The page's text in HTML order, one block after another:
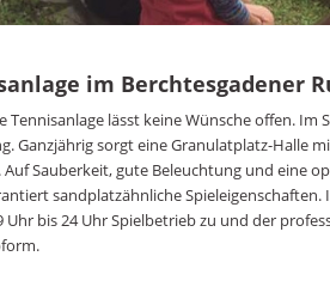
im Berchtesgadener
Tennisanlage lässt keine Wünsche offen.
Ganzjährig sorgt eine Granulatplatz-Halle
Sauberkeit, gute Beleuchtung und eine
sandplatzähnliche
Uhr bis 24 Uhr Spielbetrieb zu und der